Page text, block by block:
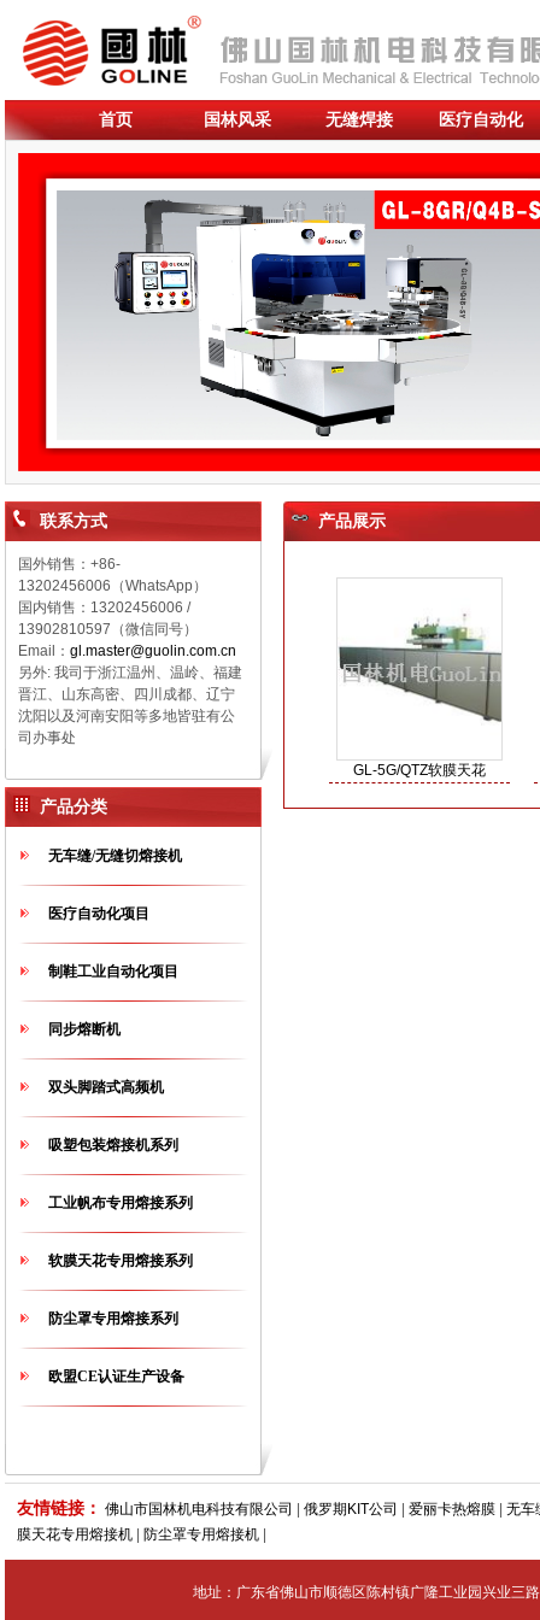
首页 国林风采 无缝焊接 医疗自动化
联系方式
国外销售：+86-
13202456006（WhatsApp）
国内销售： 13202456006 /
13902810597（微信同号）
Email： gl.master@guolin.com.cn
另外: 我司于浙江温州、温岭、福建
晋江、山东高密、四川成都、辽宁
沈阳以及河南安阳等多地皆驻有公
司办事处
产品分类
无车缝/无缝切熔接机
医疗自动化项目
制鞋工业自动化项目
同步熔断机
双头脚踏式高频机
吸塑包装熔接机系列
工业帆布专用熔接系列
软膜天花专用熔接系列
防尘罩专用熔接系列
欧盟CE认证生产设备
产品展示
GL-5G/QTZ软膜天花
友情链接： 佛山市国林机电科技有限公司 俄罗期KIT公司 爱丽卡热熔膜
无车
膜天花专用熔接机
防尘罩专用熔接机
地址：广东省佛山市顺德区陈村镇广隆工业园兴业